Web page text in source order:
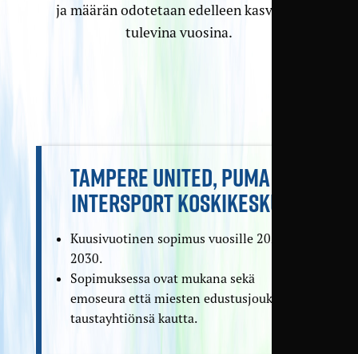
ja määrän odotetaan edelleen kasvavan
tulevina vuosina.
TAMPERE UNITED, PUMA JA
INTERSPORT KOSKIKESKUS
Kuusivuotinen sopimus vuosille 2025–
2030.
Sopimuksessa ovat mukana sekä
emoseura että miesten edustus­joukkue
tausta­yhtiönsä kautta.